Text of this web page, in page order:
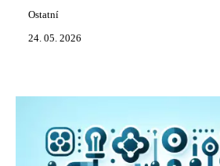
Ostatní
24. 05. 2026